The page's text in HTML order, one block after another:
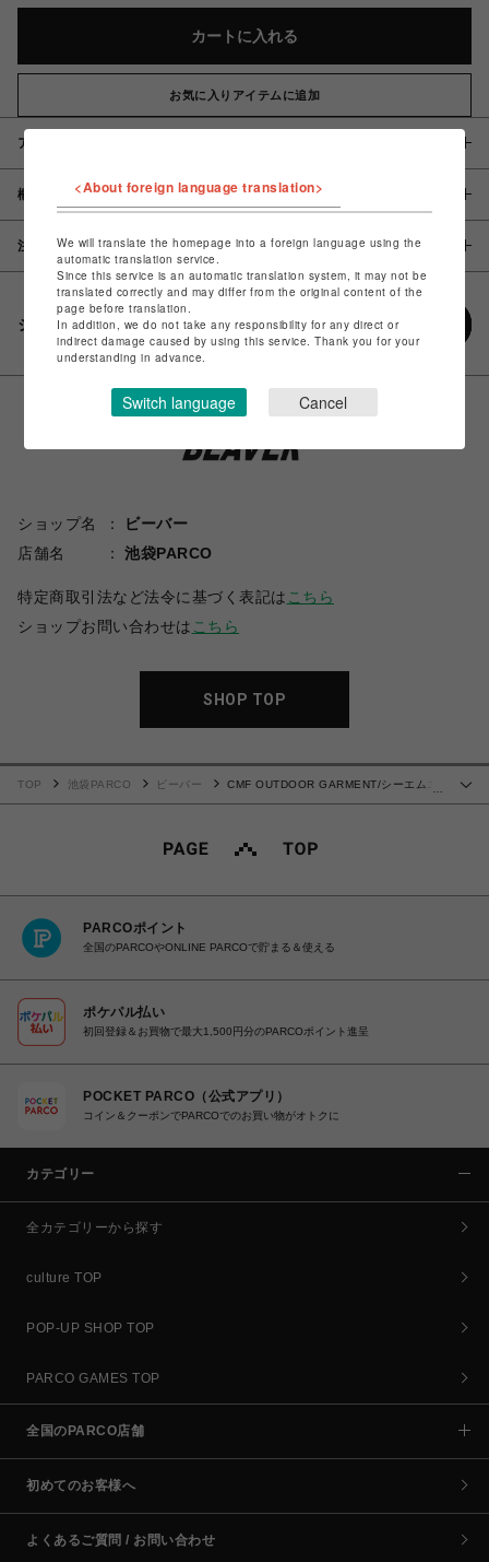
カートに入れる
お気に入りアイテムに追加
アイテム説明 / 素材
概要
注意事項
シェアする
ショップ名
ビーバー
店舗名
池袋PARCO
特定商取引法など法令に基づく表記は こちら
ショップお問い合わせは こちら
SHOP TOP
TOP 池袋PARCO ビーバー
CMF OUTDOOR GARMENT/シーエムエ
PARCOポイント
全国のPARCOやONLINE PARCOで貯まる＆使える
ポケパル払い
初回登録＆お買物で最大1,500円分のPARCOポイント進呈
POCKET PARCO（公式アプリ）
コイン＆クーポンでPARCOでのお買い物がオトクに
カテゴリー
全カテゴリーから探す
culture TOP
POP-UP SHOP TOP
PARCO GAMES TOP
全国のPARCO店舗
初めてのお客様へ
よくあるご質問 / お問い合わせ
<About foreign language translation>
We will translate the homepage into a foreign language using the
automatic translation service.
Since this service is an automatic translation system, it may not be
translated correctly and may differ from the original content of the
page before translation.
In addition, we do not take any responsibility for any direct or
indirect damage caused by using this service. Thank you for your
understanding in advance.
Switch language Cancel